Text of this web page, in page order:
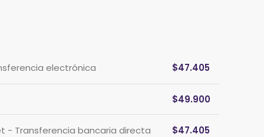
electrónica $47.405
$49.900
- Transferencia bancaria directa $47.405